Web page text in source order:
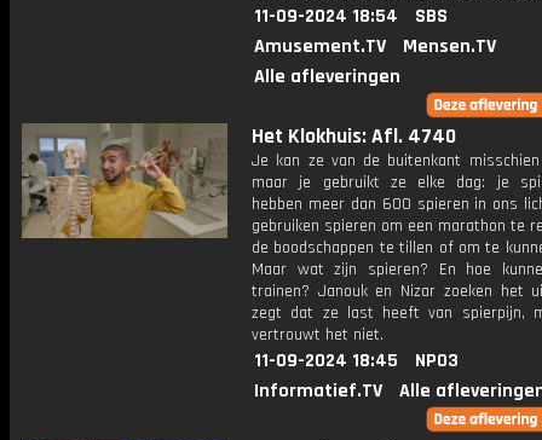
11-09-2024 18:54
SBS
Amusement.TV
Mensen.TV
Alle afleveringen
Het Klokhuis: Afl. 4740
Je kan ze van de buitenkant
maar je gebruikt ze elke dag: je
hebben meer dan 600 spieren in ons
gebruiken spieren om een marathon te
de boodschappen te tillen of om te
Maar wat zijn spieren? En hoe
trainen? Janouk en Nizar zoeken het
zegt dat ze last heeft van spierpijn,
vertrouwt het niet.
11-09-2024 18:45
NPO3
Informatief.TV
Alle